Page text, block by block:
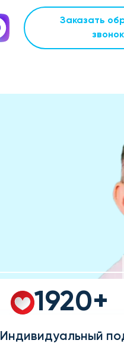
Заказать
звонок
1920+
Индивидуальный